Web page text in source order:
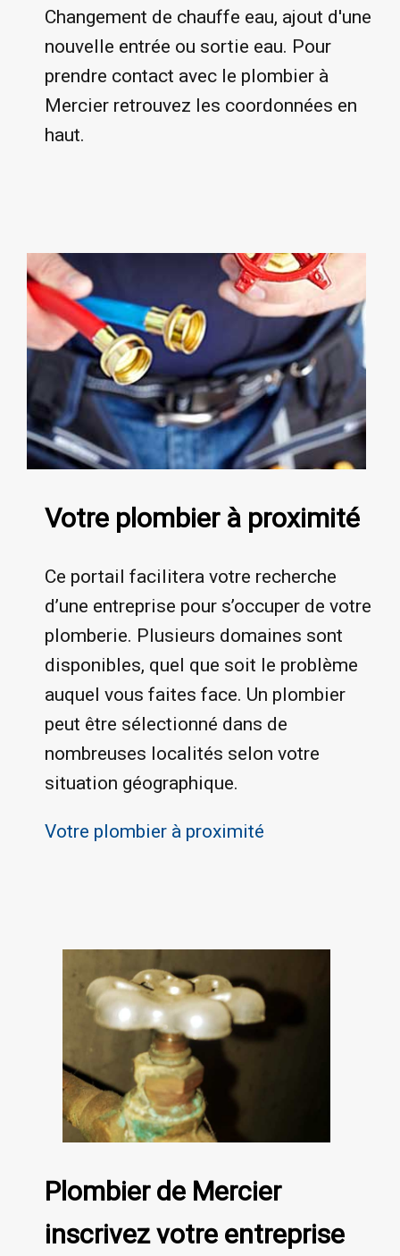
Changement de chauffe eau, ajout d'une
nouvelle entrée ou sortie eau. Pour
prendre contact avec le plombier à
Mercier retrouvez les coordonnées en
haut.
Votre plombier à proximité
Ce portail facilitera votre recherche
d’une entreprise pour s’occuper de votre
plomberie. Plusieurs domaines sont
disponibles, quel que soit le problème
auquel vous faites face. Un plombier
peut être sélectionné dans de
nombreuses localités selon votre
situation géographique.
Votre plombier à proximité
Plombier de Mercier
inscrivez votre entreprise